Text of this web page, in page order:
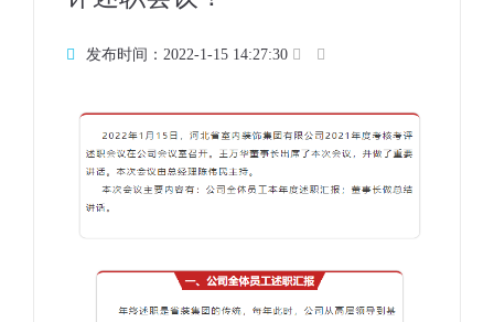
发布时间：2022-1-15 14:27:30